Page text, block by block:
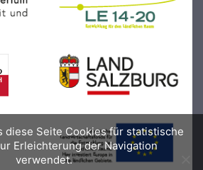
diese Seite Cookies für statistische
Erleichterung der Navigation
verwendet.